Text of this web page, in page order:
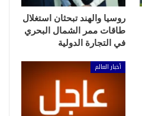
روسيا والهند تبحثان استغلال
طاقات ممر الشمال البحري
في التجارة الدولية
أخبار العالم